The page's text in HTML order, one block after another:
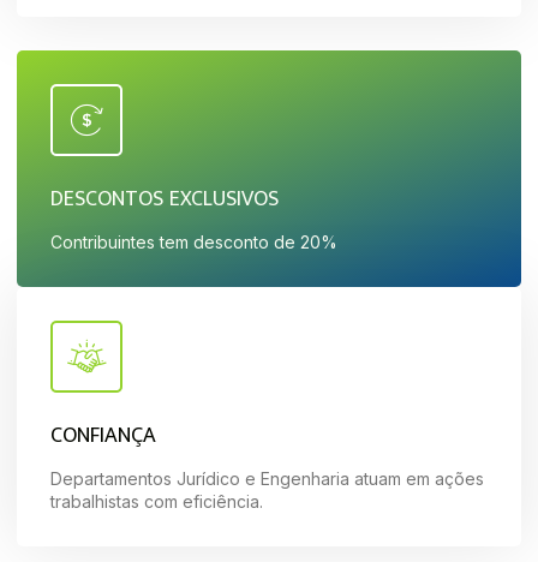
DESCONTOS EXCLUSIVOS
Contribuintes tem desconto de 20%
CONFIANÇA
Departamentos Jurídico e Engenharia atuam em ações
trabalhistas com eficiência.